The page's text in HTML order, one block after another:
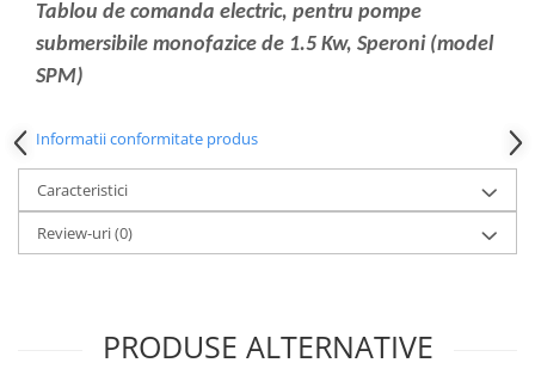
Dulapuri pentru climatizare
Unitati motocondensante
Ventilatoare pentru baie
Ventilatoare pentru tubulatura
Filtrare si odorizare aer
Recuperatoare de caldura
Instalatii de apa si canalizare
Tablou de comanda electric, pentru pompe
submersibile monofazice de 1.5 Kw, Speroni (model
SPM)
Informatii conformitate produs
Caracteristici
Review-uri(0)
PRODUSE ALTERNATIVE